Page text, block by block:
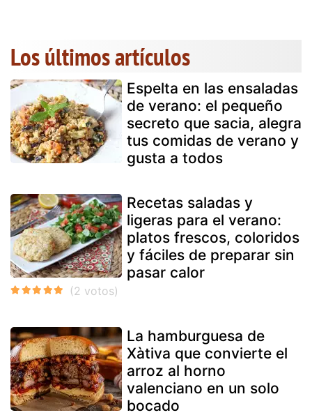
Los últimos artículos
Espelta en las ensaladas
de verano: el pequeño
secreto que sacia, alegra
tus comidas de verano y
gusta a todos
Recetas saladas y
ligeras para el verano:
platos frescos, coloridos
y fáciles de preparar sin
pasar calor
La hamburguesa de
Xàtiva que convierte el
arroz al horno
valenciano en un solo
bocado